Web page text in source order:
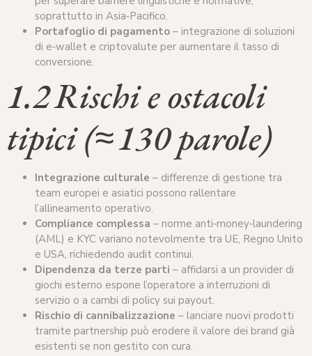
soprattutto in Asia‑Pacifico.
Portafoglio di pagamento – integrazione di soluzioni
di e‑wallet e criptovalute per aumentare il tasso di
conversione.
1.2 Rischi e ostacoli
tipici (≈ 130 parole)
Integrazione culturale – differenze di gestione tra
team europei e asiatici possono rallentare
l’allineamento operativo.
Compliance complessa – norme anti‑money‑laundering
(AML) e KYC variano notevolmente tra UE, Regno Unito
e USA, richiedendo audit continui.
Dipendenza da terze parti – affidarsi a un provider di
giochi esterno espone l’operatore a interruzioni di
servizio o a cambi di policy sui payout.
Rischio di cannibalizzazione – lanciare nuovi prodotti
tramite partnership può erodere il valore dei brand già
esistenti se non gestito con cura.